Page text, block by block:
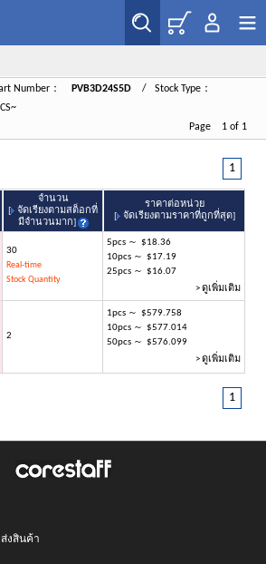
Number： PVB3D24S5D
/ Stock Type：
Page 1 of 1
1
จำนวน
[
จัดเรียงตามสต็อกที่
มีจำนวนมาก]
ราคาต่อหน่วย
[
จัดเรียงตามราคาที่ถูกที่สุด]
30
Real-time
Stock Quantity
5pcs ～ $18.36
10pcs ～ $17.19
25pcs ～ $16.07
> ดูเพิ่มเติม
2
1pcs ～ $579.758
10pcs ～ $577.014
50pcs ～ $576.099
> ดูเพิ่มเติม
1
งสินค้า